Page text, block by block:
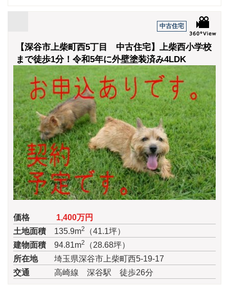
中古住宅
【深谷市上柴町西5丁目 中古住宅】上柴西小学校
まで徒歩1分！令和5年に外壁塗装済み4LDK
価格
1,400万円
土地面積
135.9m2
（41.1坪）
建物面積
94.81m2
（28.68坪）
所在地
埼玉県深谷市上柴町西5-19-17
交通
高崎線 深谷駅 徒歩26分